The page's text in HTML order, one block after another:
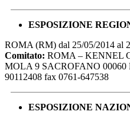
ESPOSIZIONE
ROMA (RM) dal 25/05/2014 al
Comitato: ROMA – KENNEL
MOLA 9 SACROFANO 00060
90112408 fax 0761-647538
ESPOSIZIONE